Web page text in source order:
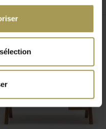
cm et une hauteur de 80
basse, meuble
ou objets qui
Fenix permet